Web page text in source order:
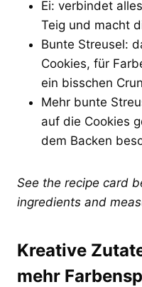
Ei: verbindet
Teig und macht
Bunte Streusel:
Cookies, für
ein bisschen
Mehr bunte
auf die Cookies
dem Backen
See the recipe card
ingredients and
Kreative
mehr